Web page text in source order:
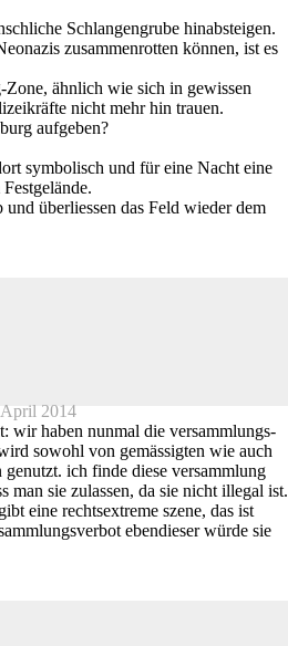
Schlangengrube hinabsteigen.
zusammenrotten können, ist es
ähnlich wie sich in gewissen
nicht mehr hin trauen.
aufgeben?
symbolisch und für eine Nacht eine
überliessen das Feld wieder dem
2014
wir haben nunmal die versammlungs-
sowohl von gemässigten wie auch
ich finde diese versammlung
man sie zulassen, da sie nicht illegal ist.
eine rechtsextreme szene, das ist
ebendieser würde sie